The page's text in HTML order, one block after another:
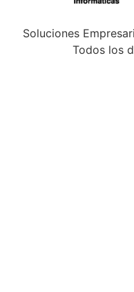
Soluciones
Todos los